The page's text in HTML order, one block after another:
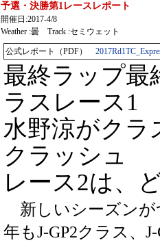
予選・決勝第1レースレポート
開催日:2017-4/8
Weather :曇 Track :セミウェット
公式レポート（PDF）
最終ラップ最
ラスレース1
水野涼がクラ
クラッシュ
レース2は、
新しいシーズンが
年もJ-GP2クラス、